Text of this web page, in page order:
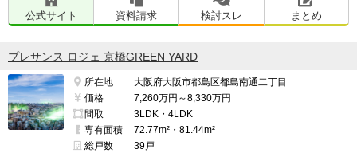
公式サイト 資料請求 検討スレ まとめ
プレサンス ロジェ 京橋GREEN YARD
所在地
大阪府大阪市都島区都島南通二丁目
価格
7,260万円～8,330万円
間取
3LDK・4LDK
専有面積
72.77m²・81.44m²
総戸数
39戸